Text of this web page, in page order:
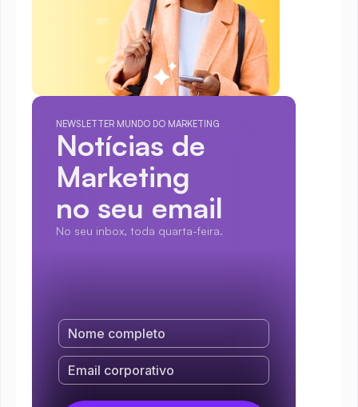
NEWSLETTER MUNDO DO MARKETING
Notícias de
Marketing
no seu email
No seu inbox, toda quarta-feira.